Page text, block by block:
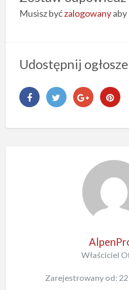
Musisz byćzalogowanyaby
Udostępnij
Właściciel
Zarejestrowany od: